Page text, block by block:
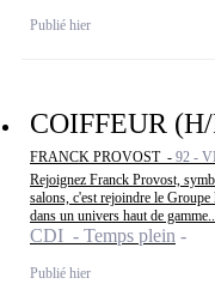
Publié hier
COIFFEUR
FRANCK PROVOST - 92 -
Rejoignez Franck Provost,
salons, c'est rejoindre le
dans un univers haut de
CDI - Temps plein
Publié hier